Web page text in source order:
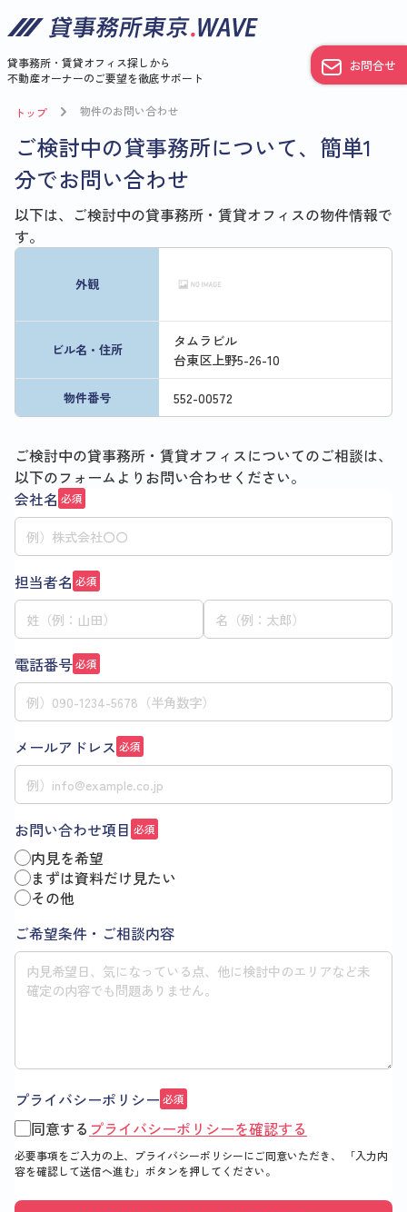
貸事務所・賃貸オフィス探しから
不動産オーナーのご要望を徹底サポート
お問合せ
トップ 物件のお問い合わせ
ご検討中の貸事務所について、簡単1
分でお問い合わせ
以下は、ご検討中の貸事務所・賃貸オフィスの物件情報で
す。
外観
ビル名・住所
タムラビル
台東区上野5-26-10
物件番号 552-00572
ご検討中の貸事務所・賃貸オフィスについてのご相談は、
以下のフォームよりお問い合わせください。
会社名 必須
担当者名 必須
電話番号必須
メールアドレス 必須
お問い合わせ項目 必須
内見を希望
まずは資料だけ見たい
その他
ご希望条件・ご相談内容
プライバシーポリシー 必須
同意する プライバシーポリシーを確認する
必要事項をご入力の上、プライバシーポリシーにご同意いただき、
「入力内
容を確認して送信へ進む」 ボタンを押してください。